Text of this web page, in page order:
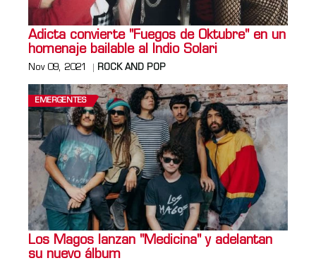
Adicta convierte "Fuegos de Oktubre" en un
homenaje bailable al Indio Solari
Nov 09, 2021 ROCK AND POP
EMERGENTES
Los Magos lanzan "Medicina" y adelantan
su nuevo álbum